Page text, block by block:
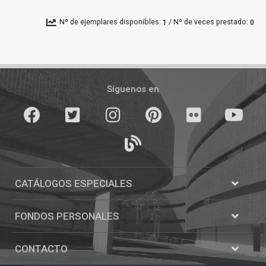
Nº de ejemplares disponibles: 1 / Nº de veces prestado: 0
Pié
de
página
Síguenos en
Instagram youTube
CATÁLOGOS ESPECIALES
Abrir
Catálogos
FONDOS PERSONALES
Abrir
Fondos
CONTACTO
Abrir
Contacto